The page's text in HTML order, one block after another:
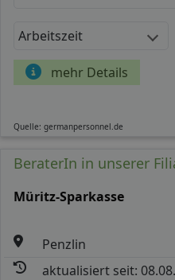
Arbeitszeit
mehr Details
Quelle: germanpersonnel.de
BeraterIn in unserer
Müritz-Sparkasse
Penzlin
aktualisiert seit: